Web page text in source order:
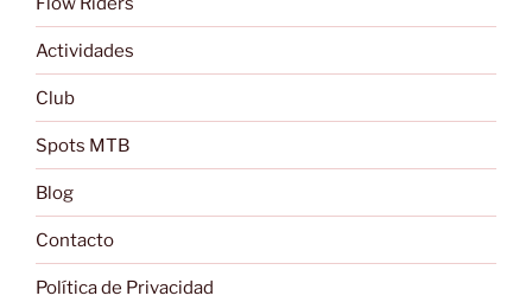
Actividades
Club
Spots MTB
Blog
Contacto
Política de Privacidad